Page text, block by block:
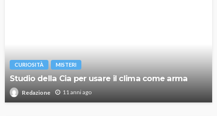
CURIOSITÀ MISTERI
Studio della Cia per usare il clima come arma
Redazione 11 anni ago